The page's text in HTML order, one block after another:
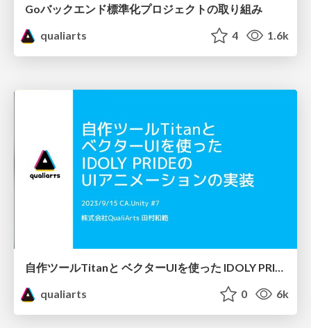
Goバックエンド標準化プロジェクトの取り組み
qualiarts
4 1.6k
自作ツールTitanと ベクターUIを使った IDOLY PRIDEの UIアニメーションの実装
qualiarts
0 6k